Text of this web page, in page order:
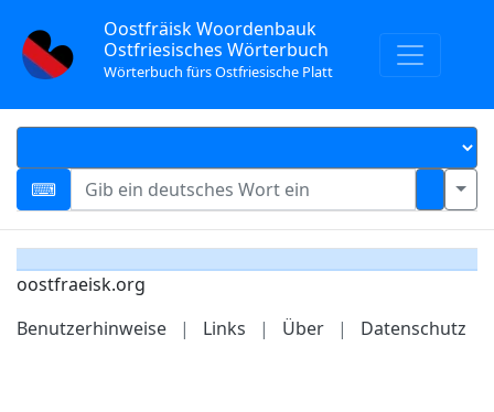
Oostfräisk Woordenbauk
Ostfriesisches Wörterbuch
Wörterbuch fürs Ostfriesische Platt
oostfraeisk.org
Benutzerhinweise
| Links | Über | Datenschutz